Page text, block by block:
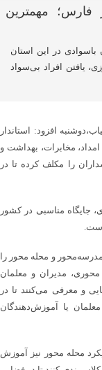
در این استان
یافتن افراد بی‌سواد
افزود: استاندار
مخابرات، بهداشت و
را مکلف کرده تا در
از نظر باسوادی با بیش از ۹۹ درصدی، جایگاه مناسبی در کشور
پرورش در ۱۴۰۳، دو رویکرد مدرسه‌محور و محله محور را
مدیران و معلمان
و معرفی می‌کنند تا در
یا آموزش‌دهندگان
محله محور نیز آموزش